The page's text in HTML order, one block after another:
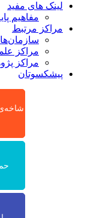
لینک های مفید
مفاهیم پایه
مراکز مرتبط
سازمان‌ها و
مراکز
مراکز
پیشکسوتان
شاخه‌ی